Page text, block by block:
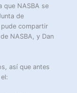
que NASBA se
de
compartir
NASBA, y Dan
así que antes